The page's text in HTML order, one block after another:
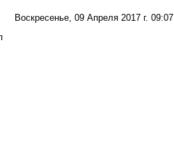
Воскресенье, 09 Апреля 2017 г. 09:07